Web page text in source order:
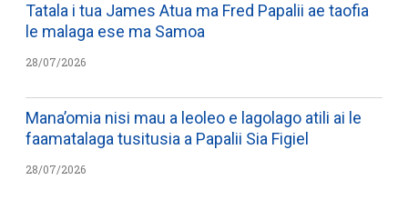
Tatala i tua James Atua ma Fred Papalii ae taofia
le malaga ese ma Samoa
28/07/2026
Mana’omia nisi mau a leoleo e lagolago atili ai le
faamatalaga tusitusia a Papalii Sia Figiel
28/07/2026